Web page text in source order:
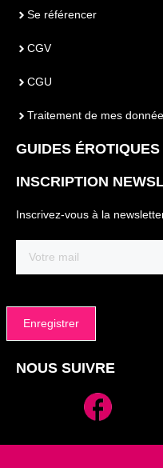
Se référencer
CGV
CGU
Traitement de mes
GUIDES ÉROTIQUES
INSCRIPTION
Inscrivez-vous à la
Alternative:
NOUS SUIVRE